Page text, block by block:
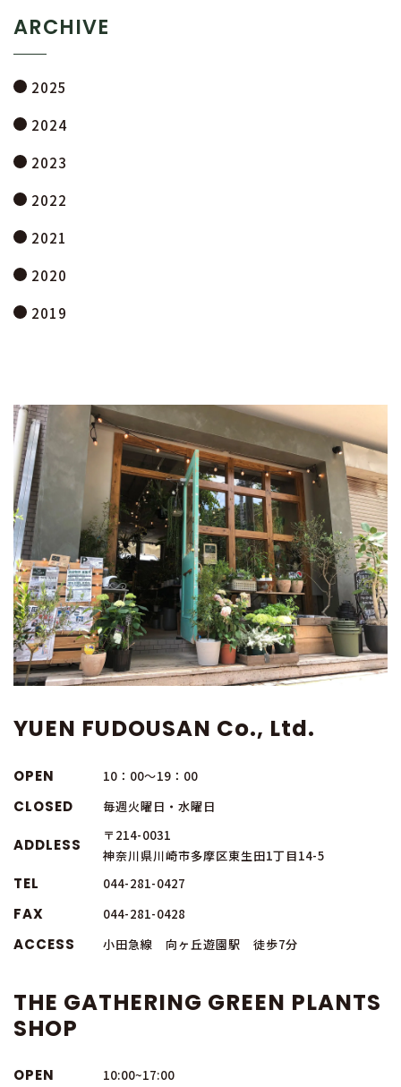
ARCHIVE
2025
2024
2023
2022
2021
2020
2019
YUEN FUDOUSAN Co., Ltd.
OPEN 10：00～19：00
CLOSED 毎週火曜日・水曜日
ADDLESS
〒214-0031
神奈川県川崎市多摩区東生田1丁目14-5
TEL 044-281-0427
FAX 044-281-0428
ACCESS 小田急線 向ヶ丘遊園駅 徒歩7分
THE GATHERING GREEN PLANTS
SHOP
OPEN 10:00~17:00